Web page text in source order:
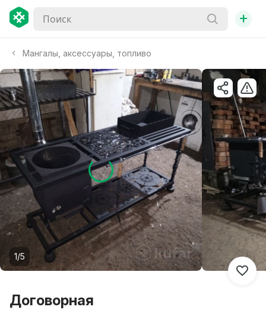
+
Мангалы, аксессуары, топливо
1/5
Договорная